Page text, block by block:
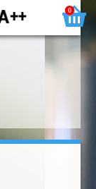
F2 0